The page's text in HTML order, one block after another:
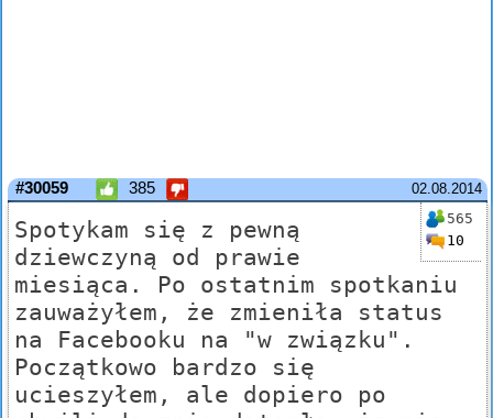
02.08.2014
#30059 385
565
10
Spotykam się z pewną
dziewczyną od prawie
miesiąca. Po ostatnim spotkaniu
zauważyłem, że zmieniła status
na Facebooku na "w związku".
Początkowo bardzo się
ucieszyłem, ale dopiero po